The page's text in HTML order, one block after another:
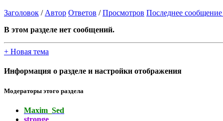
Заголовок / Автор Ответов /Просмотров Последнее сообщение
В этом разделе нет сообщений.
+ Новая тема
Информация о разделе и настройки отображения
Модераторы этого раздела
Maxim_Sed
stronge